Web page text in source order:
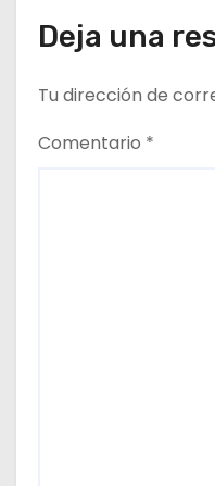
a
d
a
Deja una
Tu dirección de
Comentario *